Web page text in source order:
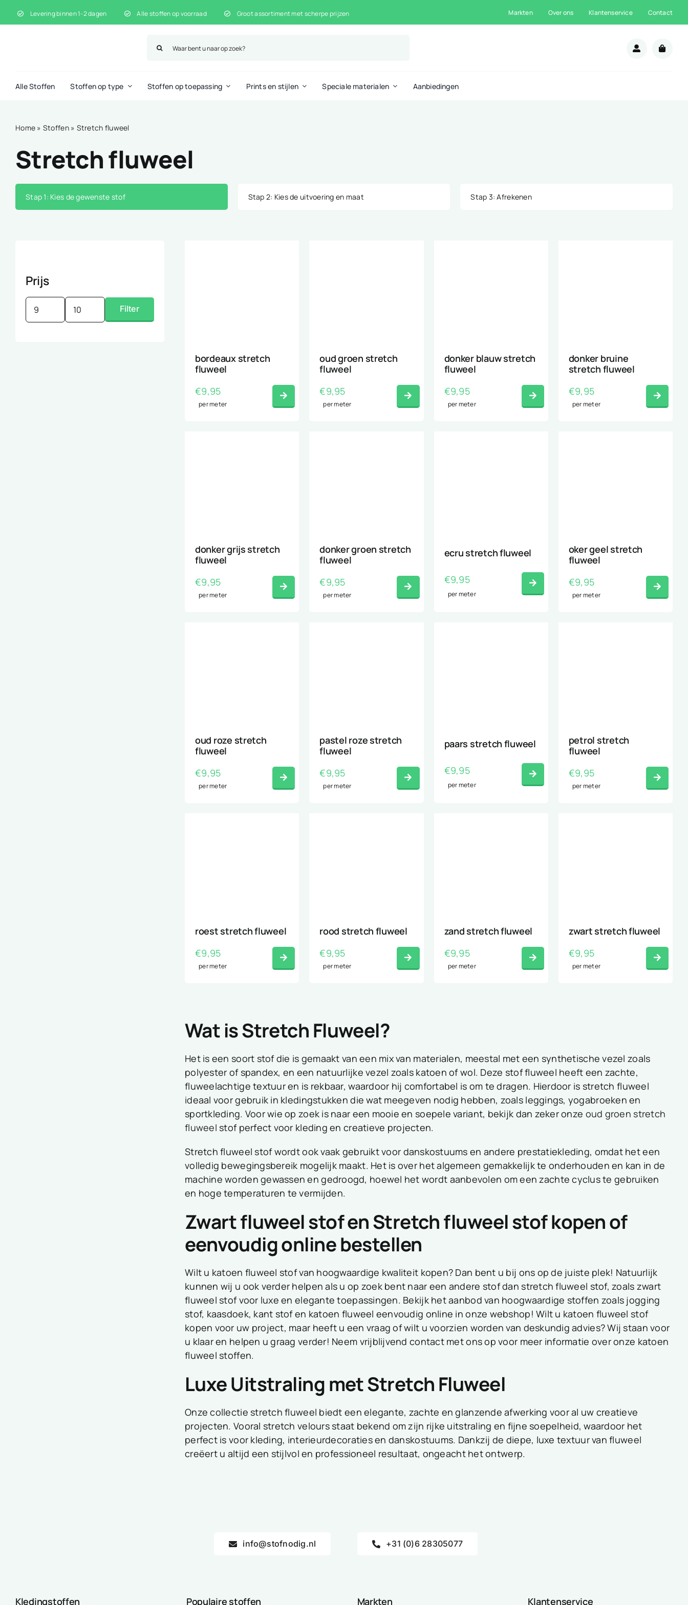
naar
Levering binnen 1-2 dagen Alle stoffen op voorraad Groot assortiment met scherpe prijzen Markten Over ons Klantenservice Contact
naar:
Alle Stoffen Stoffen op type Stoffen op toepassing Prints en stijlen Speciale materialen Aanbiedingen
Home » Stoffen» Stretch fluweel
Stretch fluweel
Stap 1: Kies de gewenste stof Stap 2: Kies de uitvoering en maat Stap 3: Afrekenen
Prijs
Min.
Max.
Filter
bordeaux stretch
fluweel
€9,95
per meter
oud groen stretch
fluweel
€9,95
per meter
donker blauw stretch
fluweel
€9,95
per meter
donker bruine
stretch fluweel
€9,95
per meter
donker grijs stretch
fluweel
€9,95
per meter
donker groen stretch
fluweel
€9,95
per meter
ecru stretch fluweel
€9,95
per meter
oker geel stretch
fluweel
€9,95
per meter
oud roze stretch
fluweel
€9,95
per meter
pastel roze stretch
fluweel
€9,95
per meter
paars stretch fluweel
€9,95
per meter
petrol stretch
fluweel
€9,95
per meter
roest stretch fluweel
€9,95
per meter
rood stretch fluweel
€9,95
per meter
zand stretch fluweel
€9,95
per meter
zwart stretch fluweel
€9,95
per meter
Wat is Stretch Fluweel?
Het is een soort stof die is gemaakt van een mix van materialen, meestal met een synthetische vezel zoals
polyester of spandex, en een natuurlijke vezel zoals katoen of wol. Deze stof fluweel heeft een zachte,
fluweelachtige textuur en is rekbaar, waardoor hij comfortabel is om te dragen. Hierdoor is stretch fluweel
ideaal voor gebruik in kledingstukken die wat meegeven nodig hebben, zoals leggings, yogabroeken en
sportkleding. Voor wie op zoek is naar een mooie en soepele variant, bekijk dan zeker onze oud groen stretch
fluweel stof perfect voor kleding en creatieve projecten.
Stretch fluweel stofwordt ook vaak gebruikt voor danskostuums en andere prestatiekleding, omdat het een
volledig bewegingsbereik mogelijk maakt. Het is over het algemeen gemakkelijk te onderhouden en kan in de
machine worden gewassen en gedroogd, hoewel het wordt aanbevolen om een zachte cyclus te gebruiken
en hoge temperaturen te vermijden.
Zwart fluweel stof en Stretch fluweel stof kopen of
eenvoudig online bestellen
Wilt u katoen fluweel stof van hoogwaardige kwaliteit kopen? Dan bent u bij ons op de juiste plek! Natuurlijk
kunnen wij u ook verder helpen als u op zoek bent naar een andere stof dan stretch fluweel stof, zoals zwart
fluweel stof voor luxe en elegante toepassingen. Bekijk het aanbod van hoogwaardige stoffen zoals jogging
stof, kaasdoek, kant stof en katoen fluweel eenvoudig online in onze webshop! Wilt u katoen fluweel stof
kopen voor uw project, maar heeft u een vraag of wilt u voorzien worden van deskundig advies? Wij staan voor
u klaar en helpen u graag verder! Neem vrijblijvend contact met ons op voor meer informatie over onze katoen
fluweel stoffen.
Luxe Uitstraling met Stretch Fluweel
Onze collectie stretch fluweel biedt een elegante, zachte en glanzende afwerking voor al uw creatieve
projecten. Vooral stretch velours staat bekend om zijn rijke uitstraling en fijne soepelheid, waardoor het
perfect is voor kleding, interieurdecoraties en danskostuums. Dankzij de diepe, luxe textuur van fluweel
creëert u altijd een stijlvol en professioneel resultaat, ongeacht het ontwerp.
info@stofnodig.nl +31 (0)6 28305077
Kledingstoffen Populaire stoffen Markten Klantenservice